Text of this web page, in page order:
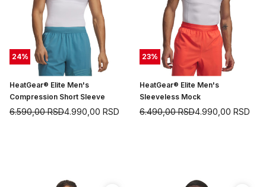
24%
HeatGear® Elite Men's
Compression Short Sleeve
4.990,00 RSD
6.590,00RSD
23%
HeatGear® Elite Men's
Sleeveless Mock
4.990,00 RSD
6.490,00RSD